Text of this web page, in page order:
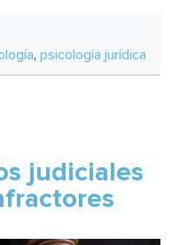
,psicología jurídica
judiciales